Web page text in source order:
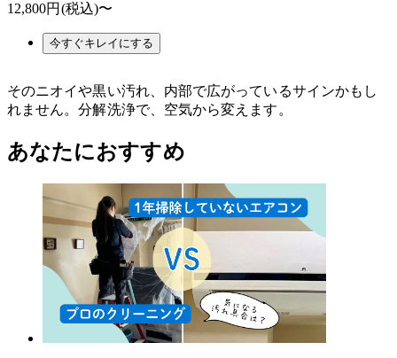
12,800円 (税込)〜
今すぐキレイにする
そのニオイや黒い汚れ、内部で広がっているサインかもし
れません。分解洗浄で、空気から変えます。
あなたにおすすめ